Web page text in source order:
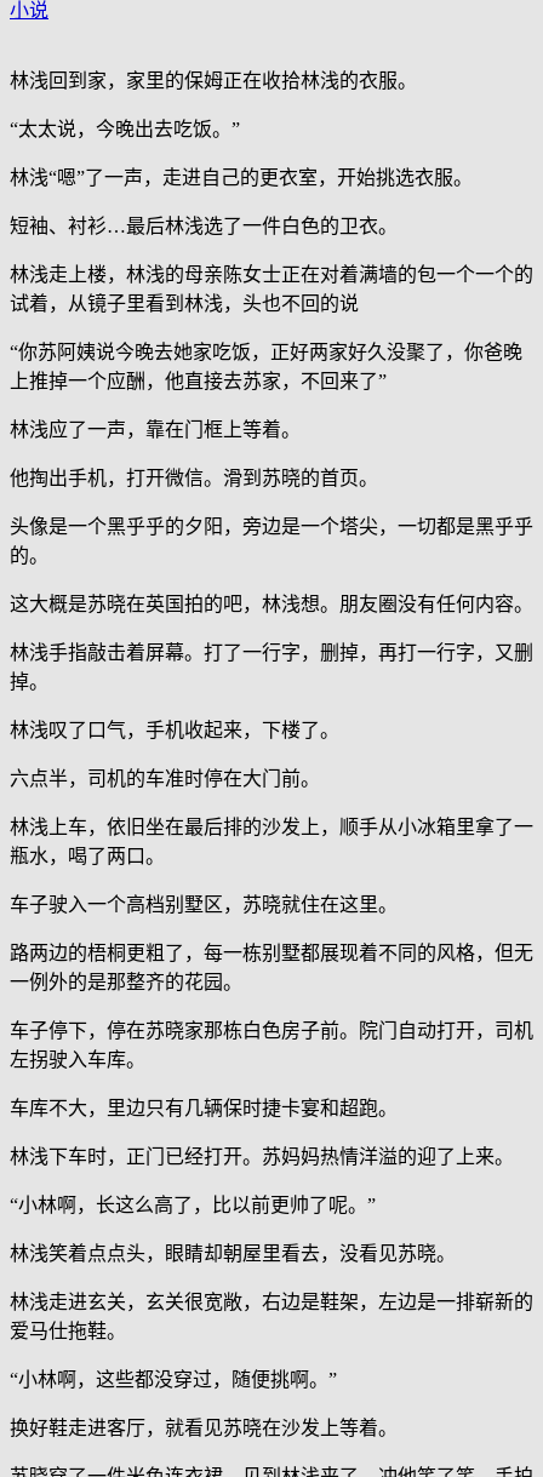
小说
林浅回到家，家里的保姆正在收拾林浅的衣服。
“太太说，今晚出去吃饭。”
林浅“嗯”了一声，走进自己的更衣室，开始挑选衣服。
短袖、衬衫…最后林浅选了一件白色的卫衣。
林浅走上楼，林浅的母亲陈女士正在对着满墙的包一个一个的
试着，从镜子里看到林浅，头也不回的说
“你苏阿姨说今晚去她家吃饭，正好两家好久没聚了，你爸晚
上推掉一个应酬，他直接去苏家，不回来了”
林浅应了一声，靠在门框上等着。
他掏出手机，打开微信。滑到苏晓的首页。
头像是一个黑乎乎的夕阳，旁边是一个塔尖，一切都是黑乎乎
的。
这大概是苏晓在英国拍的吧，林浅想。朋友圈没有任何内容。
林浅手指敲击着屏幕。打了一行字，删掉，再打一行字，又删
掉。
林浅叹了口气，手机收起来，下楼了。
六点半，司机的车准时停在大门前。
林浅上车，依旧坐在最后排的沙发上，顺手从小冰箱里拿了一
瓶水，喝了两口。
车子驶入一个高档别墅区，苏晓就住在这里。
路两边的梧桐更粗了，每一栋别墅都展现着不同的风格，但无
一例外的是那整齐的花园。
车子停下，停在苏晓家那栋白色房子前。院门自动打开，司机
左拐驶入车库。
车库不大，里边只有几辆保时捷卡宴和超跑。
林浅下车时，正门已经打开。苏妈妈热情洋溢的迎了上来。
“小林啊，长这么高了，比以前更帅了呢。”
林浅笑着点点头，眼睛却朝屋里看去，没看见苏晓。
林浅走进玄关，玄关很宽敞，右边是鞋架，左边是一排崭新的
爱马仕拖鞋。
“小林啊，这些都没穿过，随便挑啊。”
换好鞋走进客厅，就看见苏晓在沙发上等着。